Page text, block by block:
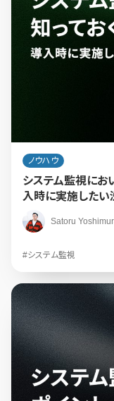
ノウハウ
システム監視にお
入時に実施した
Satoru
#システム監視